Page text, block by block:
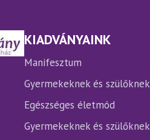
termékoldalon
választhatók
KIADVÁNYAINK
Manifesztum
Gyermekeknek és szülőknek
Egészséges életmód
Gyermekeknek és szülőknek